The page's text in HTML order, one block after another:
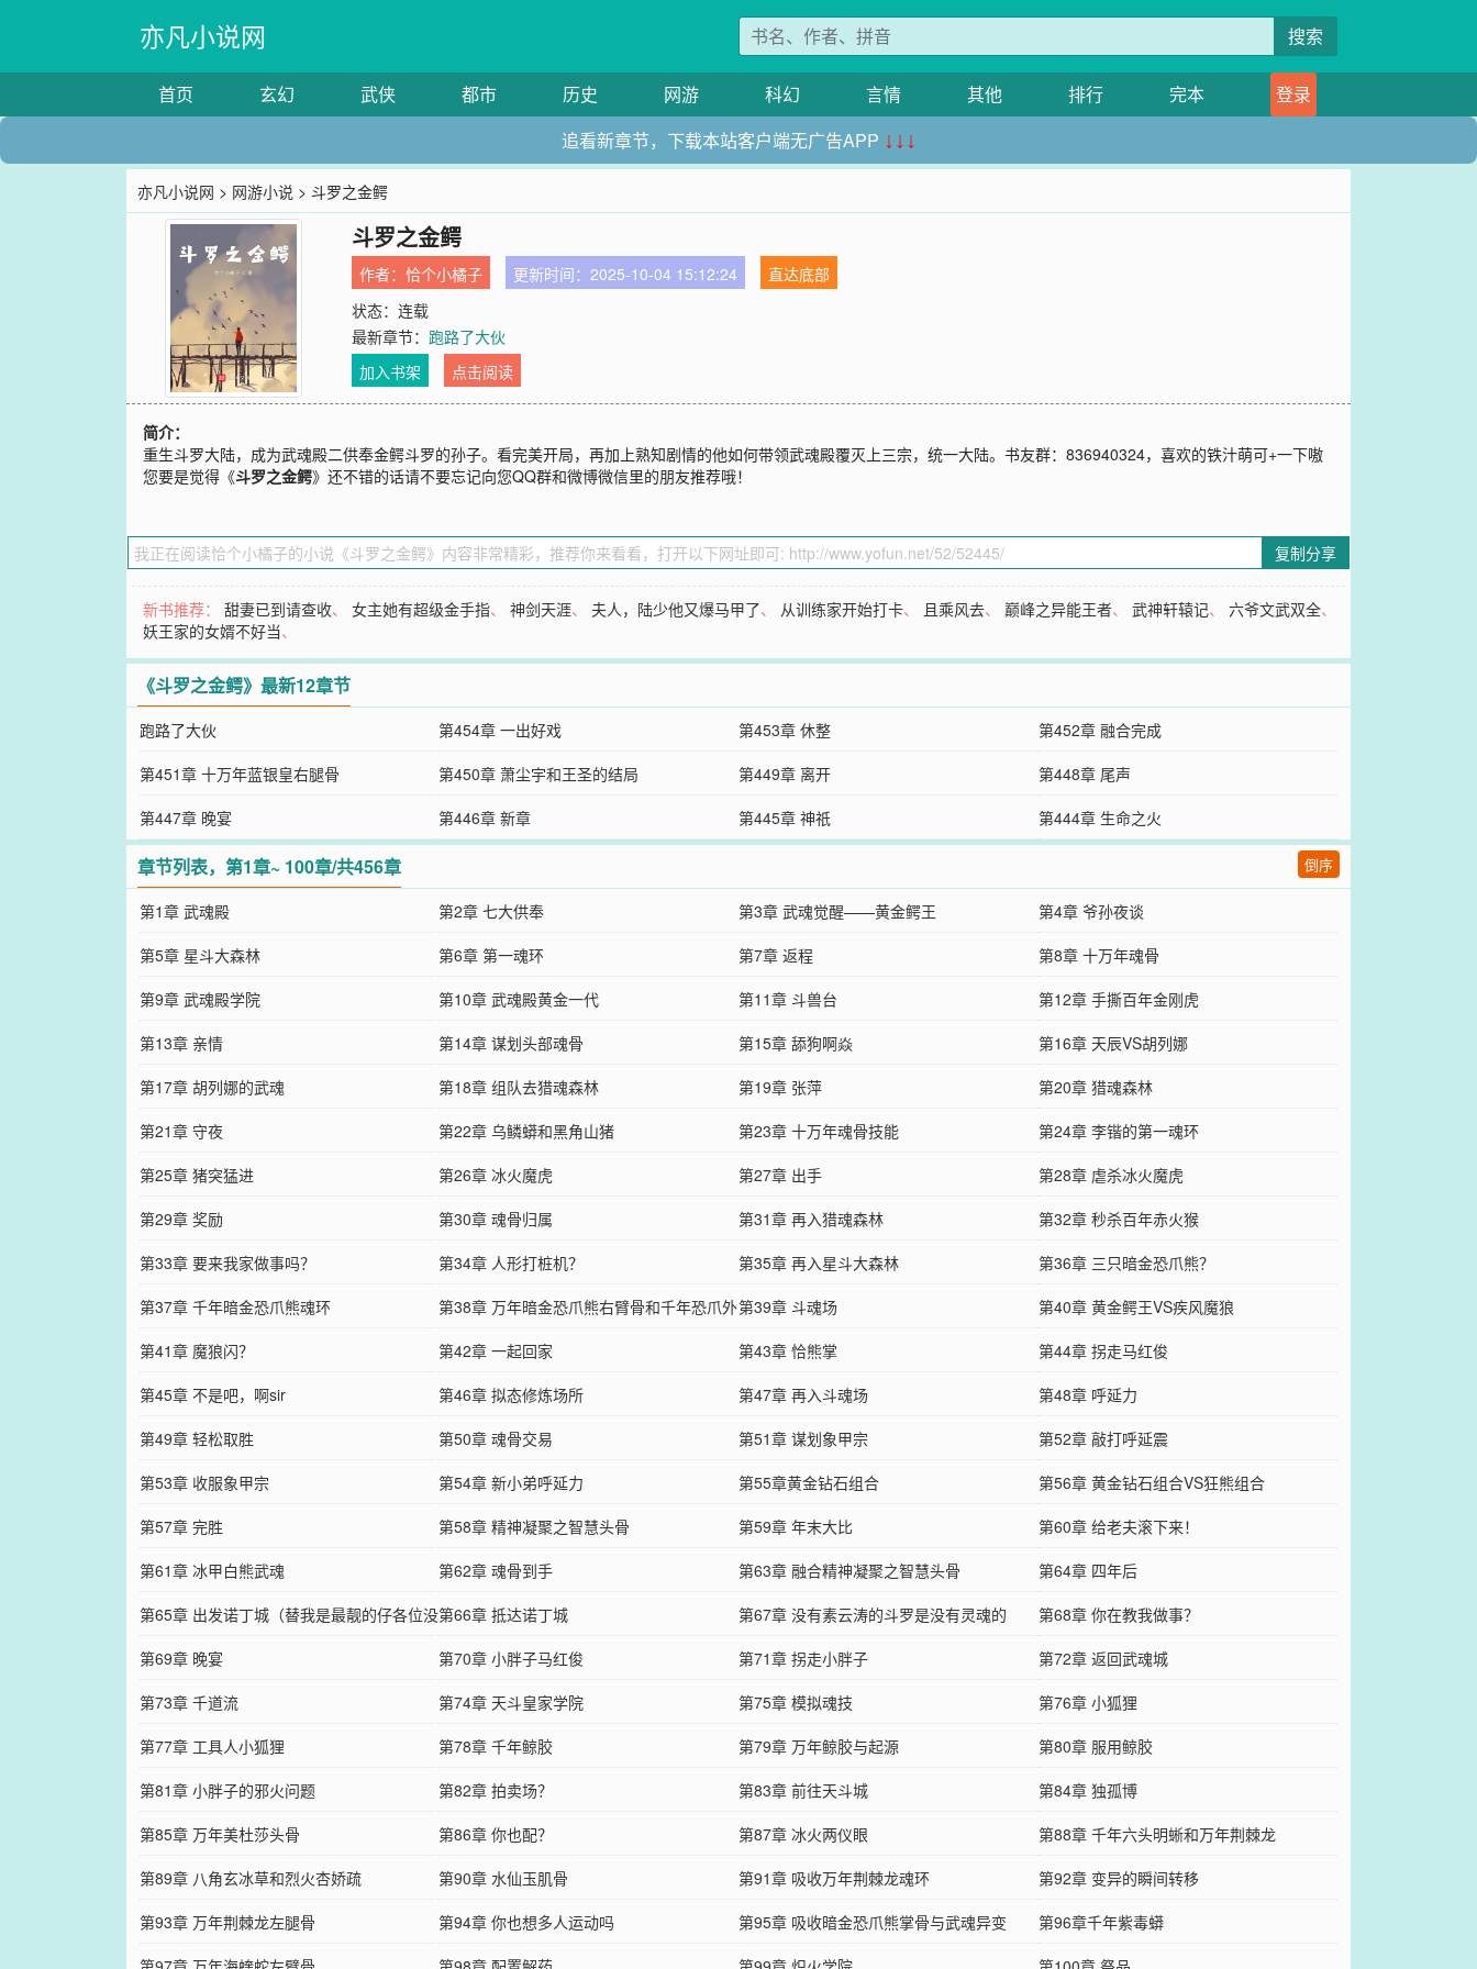
亦凡小说网 搜索
首页 玄幻 武侠 都市 历史 网游 科幻 言情 其他 排行 完本
登录
追看新章节，下载本站客户端无广告APP ↓↓↓
亦凡小说网 > 网游小说 > 斗罗之金鳄
斗罗之金鳄
作者：恰个小橘子 更新时间：2025-10-04 15:12:24
直达底部
状态：连载
最新章节： 跑路了大伙
加入书架
点击阅读
简介：
重生斗罗大陆，成为武魂殿二供奉金鳄斗罗的孙子。看完美开局，再加上熟知剧情的他如何带领武魂殿覆灭上三宗，统一大陆。书友群：836940324，喜欢的铁汁萌可+一下嗷
您要是觉得《斗罗之金鳄》还不错的话请不要忘记向您QQ群和微博微信里的朋友推荐哦！
复制分享
新书推荐：甜妻已到请查收、女主她有超级金手指、神剑天涯、 夫人，陆少他又爆马甲了、 从训练家开始打卡、 且乘风去、巅峰之异能王者、武神轩辕记、六爷文武双全、
妖王家的女婿不好当、
《斗罗之金鳄》最新12章节
跑路了大伙 第454章 一出好戏 第453章 休整
第452章 融合完成
第451章 十万年蓝银皇右腿骨
第450章 萧尘宇和王圣的结局 第449章 离开
第448章 尾声
第447章 晚宴
第446章 新章 第445章 神祇 第444章 生命之火
章节列表，第1章~ 100章/共456章 倒序
第1章 武魂殿 第2章 七大供奉 第3章 武魂觉醒——黄金鳄王
第4章 爷孙夜谈
第5章 星斗大森林
第6章 第一魂环 第7章 返程
第8章 十万年魂骨
第9章 武魂殿学院
第10章 武魂殿黄金一代 第11章 斗兽台
第12章 手撕百年金刚虎
第13章 亲情
第14章 谋划头部魂骨 第15章 舔狗啊焱
第16章 天辰VS胡列娜
第17章 胡列娜的武魂
第18章 组队去猎魂森林 第19章 张萍
第20章 猎魂森林
第21章 守夜
第22章 乌鳞蟒和黑角山猪 第23章 十万年魂骨技能
第24章 李锴的第一魂环
第25章 猪突猛进
第26章 冰火魔虎 第27章 出手
第28章 虐杀冰火魔虎
第29章 奖励
第30章 魂骨归属 第31章 再入猎魂森林
第32章 秒杀百年赤火猴
第33章 要来我家做事吗？
第34章 人形打桩机？ 第35章 再入星斗大森林
第36章 三只暗金恐爪熊？
第37章 千年暗金恐爪熊魂环
第38章 万年暗金恐爪熊右臂骨和千年恐爪外
附魂骨
第39章 斗魂场
第40章 黄金鳄王VS疾风魔狼
第41章 魔狼闪？
第42章 一起回家 第43章 恰熊掌
第44章 拐走马红俊
第45章 不是吧，啊sir
第46章 拟态修炼场所 第47章 再入斗魂场
第48章 呼延力
第49章 轻松取胜
第50章 魂骨交易 第51章 谋划象甲宗
第52章 敲打呼延震
第53章 收服象甲宗
第54章 新小弟呼延力 第55章黄金钻石组合
第56章 黄金钻石组合VS狂熊组合
第57章 完胜
第58章 精神凝聚之智慧头骨 第59章 年末大比
第60章 给老夫滚下来！
第61章 冰甲白熊武魂
第62章 魂骨到手 第63章 融合精神凝聚之智慧头骨
第64章 四年后
第65章 出发诺丁城（替我是最靓的仔各位没
意见吧hxd的加更嗷）
第66章 抵达诺丁城 第67章 没有素云涛的斗罗是没有灵魂的
第68章 你在教我做事？
第69章 晚宴
第70章 小胖子马红俊 第71章 拐走小胖子
第72章 返回武魂城
第73章 千道流
第74章 天斗皇家学院 第75章 模拟魂技
第76章 小狐狸
第77章 工具人小狐狸
第78章 千年鲸胶 第79章 万年鲸胶与起源
第80章 服用鲸胶
第81章 小胖子的邪火问题
第82章 拍卖场？ 第83章 前往天斗城
第84章 独孤博
第85章 万年美杜莎头骨
第86章 你也配？ 第87章 冰火两仪眼
第88章 千年六头明蜥和万年荆棘龙
第89章 八角玄冰草和烈火杏娇疏
第90章 水仙玉肌骨 第91章 吸收万年荆棘龙魂环
第92章 变异的瞬间转移
第93章 万年荆棘龙左腿骨
第94章 你也想多人运动吗 第95章 吸收暗金恐爪熊掌骨与武魂异变
第96章千年紫毒蟒